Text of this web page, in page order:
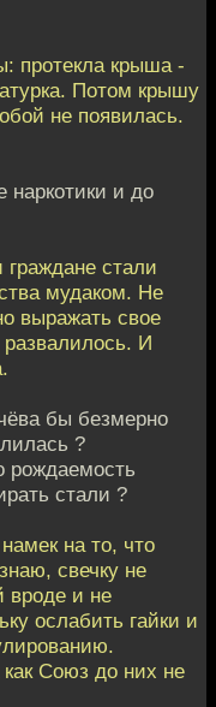
протекла крыша -
Потом крышу
не появилась.
и до
стали
мудаком. Не
выражать свое
развалилось. И
бы безмерно
?
рождаемость
стали ?
на то, что
свечку не
вроде и не
ослабить гайки и
Союз до них не